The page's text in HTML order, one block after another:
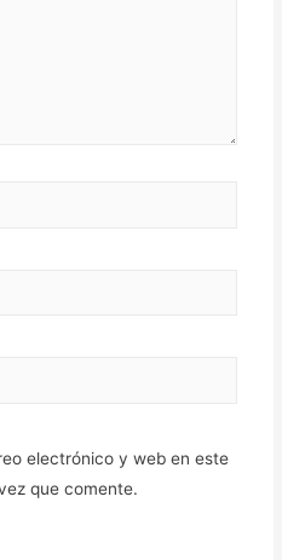
electrónico y web en este
que comente.